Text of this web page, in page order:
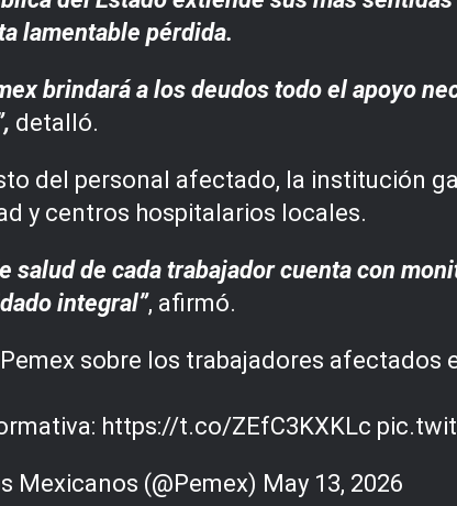
lamentable pérdida.
brindará a los deudos todo el apoyo
detalló.
del personal afectado, la institución
y centros hospitalarios locales.
salud de cada trabajador cuenta con
integral”, afirmó.
sobre los trabajadores afectados
https://t.co/ZEfC3KXKLc
Mexicanos (@Pemex) May 13, 2026